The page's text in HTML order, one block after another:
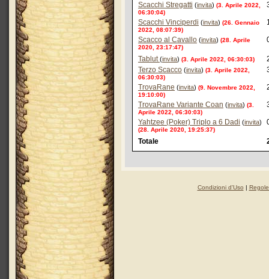
Scacchi Stregatti (invita) (3. Aprile 2022,
06:30:04)
Scacchi Vinciperdi (invita) (26. Gennaio
2022, 08:07:39)
Scacco al Cavallo (invita) (28. Aprile
2020, 23:17:47)
Tablut(invita) (3. Aprile 2022, 06:30:03)
Terzo Scacco (invita) (3. Aprile 2022,
06:30:03)
TrovaRane (invita) (9. Novembre 2022,
19:10:00)
TrovaRane Variante Coan (invita) (3.
Aprile 2022, 06:30:03)
Yahtzee (Poker) Triplo a 6 Dadi (invita)
(28. Aprile 2020, 19:25:37)
Totale
Condizioni d'Uso |